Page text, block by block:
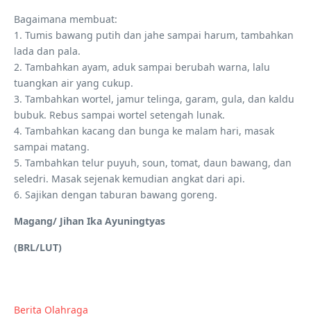
Bagaimana membuat:
1. Tumis bawang putih dan jahe sampai harum, tambahkan
lada dan pala.
2. Tambahkan ayam, aduk sampai berubah warna, lalu
tuangkan air yang cukup.
3. Tambahkan wortel, jamur telinga, garam, gula, dan kaldu
bubuk. Rebus sampai wortel setengah lunak.
4. Tambahkan kacang dan bunga ke malam hari, masak
sampai matang.
5. Tambahkan telur puyuh, soun, tomat, daun bawang, dan
seledri. Masak sejenak kemudian angkat dari api.
6. Sajikan dengan taburan bawang goreng.
Magang/ Jihan Ika Ayuningtyas
(BRL/LUT)
Berita Olahraga